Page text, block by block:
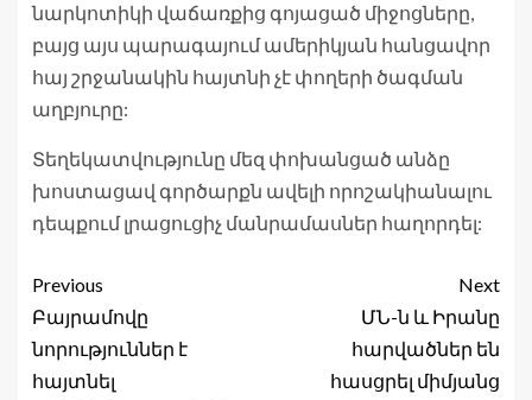
նարկոտիկի վաճառքից գոյացած միջոցները,
բայց այս պարագայում ամերիկյան հանցավոր
հայ շրջանակին հայտնի չէ փողերի ծագման
աղբյուրը:
Տեղեկատվությունը մեզ փոխանցած անձը
խոստացավ գործարքն ավելի որոշակիանալու
դեպքում լրացուցիչ մանրամասներ հաղորդել:
Previous
Բայրամովը
նորություններ է
հայտնել
Next
ՄՆ-ն և Իրանը
հարվածներ են
հասցրել միմյանց